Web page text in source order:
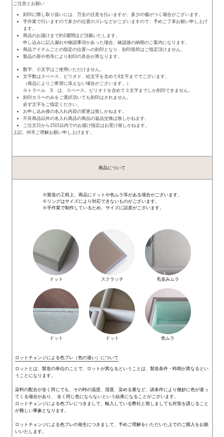
ご注意とお願い
刻印に際し取り扱いには、万全の注意を払いますが、多少の傷がつく場合がございます。
手作業で行いますので多少の位置のズレなどがございますので、予めご了承お願い申し上げ
ます。
商品のお届けまで約2週間ほど頂戴いたします。
申し込みに記入漏れや確認事項があった場合、確認後の納期のご案内になります。
商品アイテムごとの指定の位置への刻印となり、刻印箇所はご指定頂けません。
製品の形や色等により刻印の具合が異なります。
数字、小文字はご使用いただけません。
文字数はスペース、ピリオド、絵文字を含めて4文字まででございます。
（商品によりご希望に添えない場合がございます。）
※トラベル S は、スペース、ピリオドを含めて３文字までしか刻印できません。
刻印カラーのみをご選択頂いても刻印はされません。
必ず文字をご指定ください。
お申し込み後の名入れ内容の変更は致しかねます。
不良商品以外の名入れ商品の商品の返品交換は致しかねます。
ご注文日から15日以内でのお届け指定はお受け致しかねます。
上記、何卒ご理解お願い申し上げます。
商品について
※製造の工程上、商品にドットや色ムラ等がある場合がございます。
※リングはサイズにより対応できないものがございます。
※手作業で制作しているため、サイズに誤差がございます。
ドット スクラッチ 毛並みムラ
ドット ドット 色ムラ
ロットチェンジによる色ブレ（色の違い）について
ロットとは、製造の単位のことで、ロットが異なるということは、製造条件・時期が異なるとい
うことになります。
染料の配合が全く同じでも、その時の温度、湿度、染める量など、諸条件により微妙に色が違っ
てくる場合があり、 全く同じ色にならないという結果になることがございます。
ロットチェンジによる色ブレにつきまして、輸入している弊社と致しましても対策を講じること
が難しい事象となります。
ロットチェンジによる色ブレの発生につきまして、予めご理解をいただいた上でのご購入をお願
いいたします。